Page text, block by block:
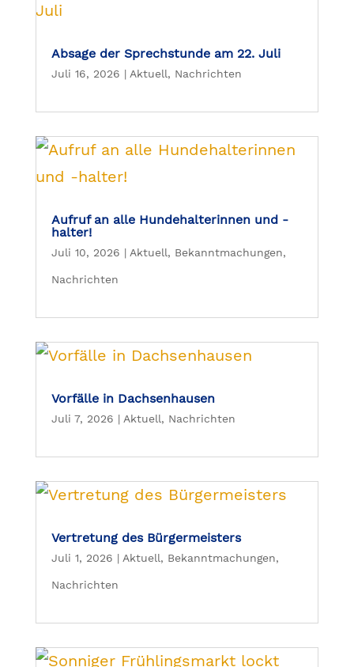
Absage der Sprechstunde am 22. Juli
Juli 16, 2026 | Aktuell, Nachrichten
Aufruf an alle Hundehalterinnen und -
halter!
Juli 10, 2026 | Aktuell, Bekanntmachungen,
Nachrichten
Vorfälle in Dachsenhausen
Juli 7, 2026 | Aktuell, Nachrichten
Vertretung des Bürgermeisters
Juli 1, 2026 | Aktuell, Bekanntmachungen,
Nachrichten